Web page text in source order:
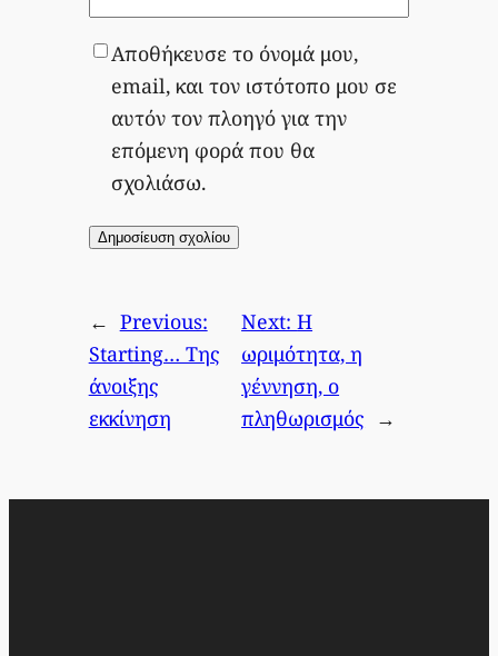
Αποθήκευσε το όνομά μου,
email, και τον ιστότοπο μου σε
αυτόν τον πλοηγό για την
επόμενη φορά που θα
σχολιάσω.
← Previous:
Starting… Της
άνοιξης
εκκίνηση
Next:Η
ωριμότητα, η
γέννηση, ο
πληθωρισμός →